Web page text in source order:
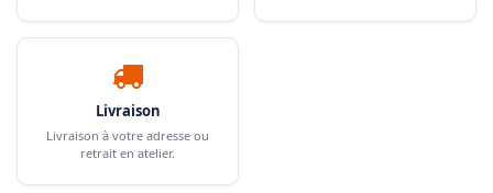
Livraison
Livraison à votre adresse ou
retrait en atelier.